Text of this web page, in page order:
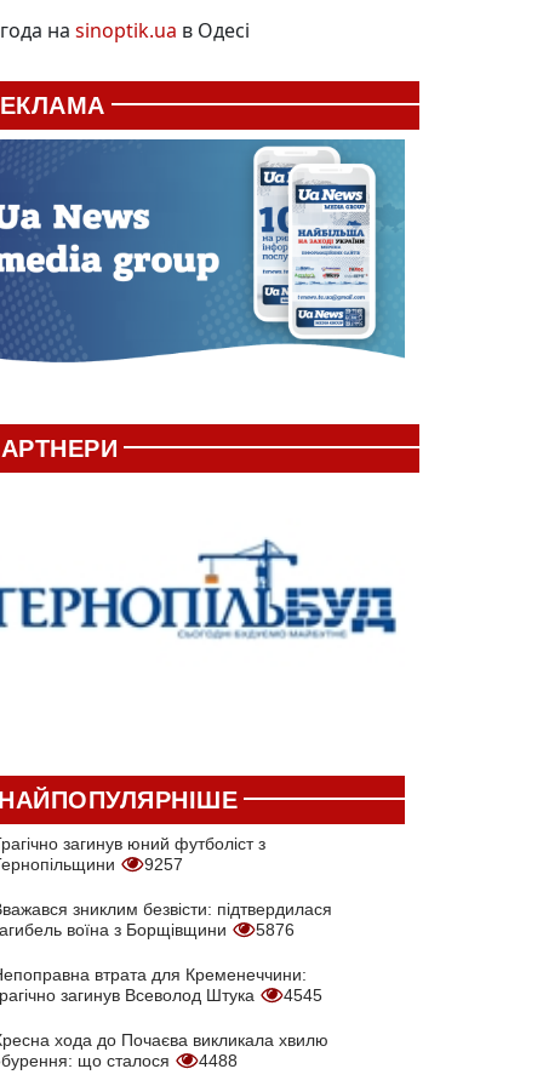
на sinoptik.ua в Одесі
загинув юний футболіст з
9257
зниклим безвісти: підтвердилася
воїна з Борщівщини
5876
втрата для Кременеччини:
загинув Всеволод Штука
4545
хода до Почаєва викликала хвилю
що сталося
4488